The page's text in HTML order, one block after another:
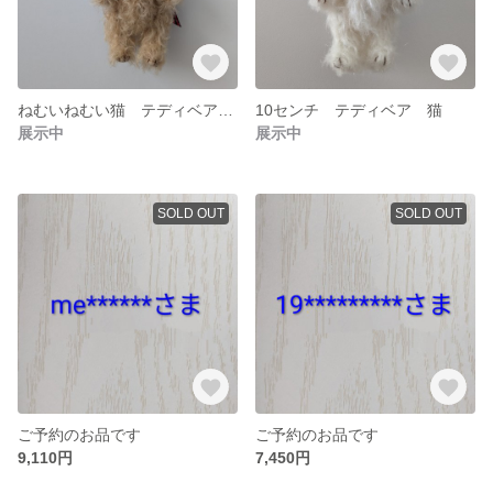
展示中
10センチ テディベア 猫
展示中
SOLD OUT
ご予約のお品です
9,110円
SOLD OUT
ご予約のお品です
7,450円